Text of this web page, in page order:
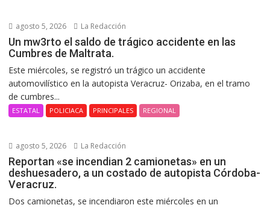
agosto 5, 2026 La Redacción
Un mw3rto el saldo de trágico accidente en las
Cumbres de Maltrata.
Este miércoles, se registró un trágico un accidente
automovilístico en la autopista Veracruz- Orizaba, en el tramo
de cumbres...
ESTATAL POLICIACA PRINCIPALES REGIONAL
agosto 5, 2026 La Redacción
Reportan «se incendian 2 camionetas» en un
deshuesadero, a un costado de autopista Córdoba-
Veracruz.
Dos camionetas, se incendiaron este miércoles en un